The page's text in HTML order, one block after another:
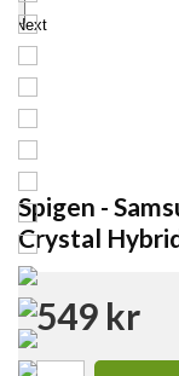
Next
Spigen -
Crystal
549 kr